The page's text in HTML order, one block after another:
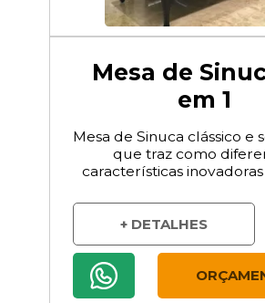
Mesa de
em 1
Mesa de Sinuca clássico e
que traz como
características
+ DETALHES